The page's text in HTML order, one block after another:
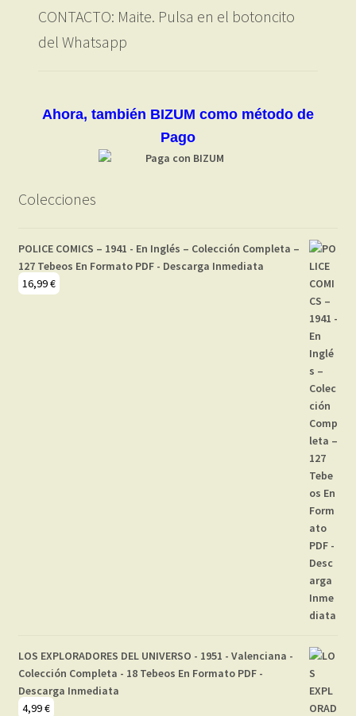
CONTACTO: Maite. Pulsa en el botoncito
del Whatsapp
Ahora, también BIZUM como método de
Pago
Colecciones
POLICE COMICS – 1941 - En Inglés – Colección Completa –
127 Tebeos En Formato PDF - Descarga Inmediata
16,99€
LOS EXPLORADORES DEL UNIVERSO - 1951 - Valenciana -
Colección Completa - 18 Tebeos En Formato PDF -
Descarga Inmediata
4,99€